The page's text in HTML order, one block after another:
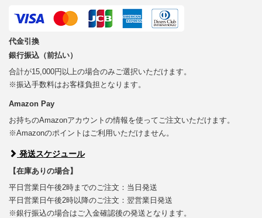
代金引換
銀行振込（前払い）
合計が15,000円以上の場合のみご選択いただけます。
※振込手数料はお客様負担となります。
Amazon Pay
お持ちのAmazonアカウントの情報を使ってご注文いただけます。
※Amazonのポイントはご利用いただけません。
発送スケジュール
【在庫ありの場合】
平日営業日午後2時までのご注文：当日発送
平日営業日午後2時以降のご注文：翌営業日発送
※銀行振込の場合はご入金確認後の発送となります。